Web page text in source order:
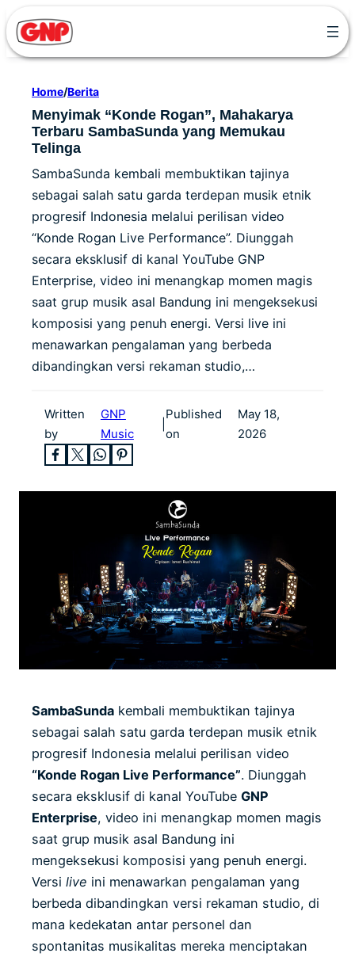
to
content
Home/Berita
Menyimak “Konde Rogan”, Mahakarya
Terbaru SambaSunda yang Memukau
Telinga
SambaSunda kembali membuktikan tajinya
sebagai salah satu garda terdepan musik etnik
progresif Indonesia melalui perilisan video
“Konde Rogan Live Performance”. Diunggah
secara eksklusif di kanal YouTube GNP
Enterprise, video ini menangkap momen magis
saat grup musik asal Bandung ini mengeksekusi
komposisi yang penuh energi. Versi live ini
menawarkan pengalaman yang berbeda
dibandingkan versi rekaman studio,…
Written
by
GNP
Music
Published
on
May 18,
2026
SambaSunda kembali membuktikan tajinya
sebagai salah satu garda terdepan musik etnik
progresif Indonesia melalui perilisan video
“Konde Rogan Live Performance”. Diunggah
secara eksklusif di kanal YouTube GNP
Enterprise, video ini menangkap momen magis
saat grup musik asal Bandung ini
mengeksekusi komposisi yang penuh energi.
Versi live ini menawarkan pengalaman yang
berbeda dibandingkan versi rekaman studio, di
mana kedekatan antar personel dan
spontanitas musikalitas mereka menciptakan